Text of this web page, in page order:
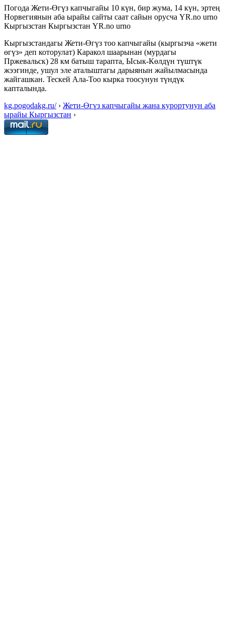
Погода Жети-Өгүз капчыгайы 10 күн, бир жума, 14 күн, эртең
Норвегиянын аба ырайы сайты саат сайын орусча YR.no urno
Кыргызстан Кыргызстан YR.no urno
Кыргызстандагы Жети-Өгүз тоо капчыгайы (кыргызча «жети
өгүз» деп которулат) Каракол шаарынан (мурдагы
Пржевальск) 28 км батыш тарапта, Ысык-Көлдүн түштүк
жээгинде, ушул эле аталыштагы дарыянын жайылмасында
жайгашкан. Тескей Ала-Тоо кырка тоосунун түндүк
капталында.
kg.pogodakg.ru/› Жети-Өгүз капчыгайы жана курортунун аба
ырайы Кыргызстан ›